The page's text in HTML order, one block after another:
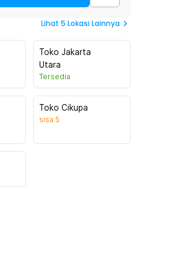
Lihat 5 Lokasi Lainnya
Toko Jakarta
Utara
Tersedia
Toko Cikupa
sisa 5